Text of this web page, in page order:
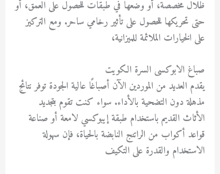
ظلال مخصصة، أو وضعها في طبقات للحصول على العمق، أو
حتى تحريكها للحصول على تأثير رخامي ساحر. ومع التركيز
على الخيارات الملائمة للميزانية،
صباغ الابوكسى السرة الكويت
يقدم العديد من الموردين الآن أصباغًا عالية الجودة توفر نتائج
مذهلة دون التضحية بالأداء. سواء كنت تقوم بتجديد
الأثاث القديم باستخدام طبقة إيبوكسي لامعة أو صناعة
قواعد أكواب من الراتنج النابضة بالحياة، فإن سهولة
الاستخدام والقدرة على التكيف